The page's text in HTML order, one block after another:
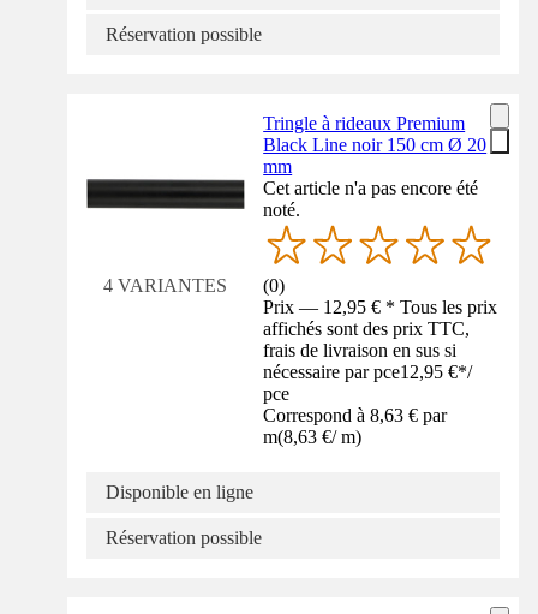
Réservation possible
4 VARIANTES
Tringle à rideaux Premium
Black Line noir 150 cm Ø 20
mm
Cet article n'a pas encore été
noté.
(0)
Prix — 12,95 € * Tous les prix
affichés sont des prix TTC,
frais de livraison en sus si
nécessaire par pce12,95 €*/
pce
Correspond à 8,63 € par
m(8,63 €/ m)
Disponible en ligne
Réservation possible